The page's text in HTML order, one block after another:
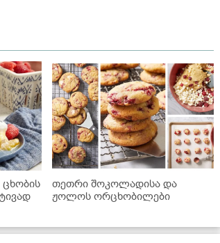
ცხობის
თეთრი შოკოლადისა და
ჟოლოს ორცხობილები